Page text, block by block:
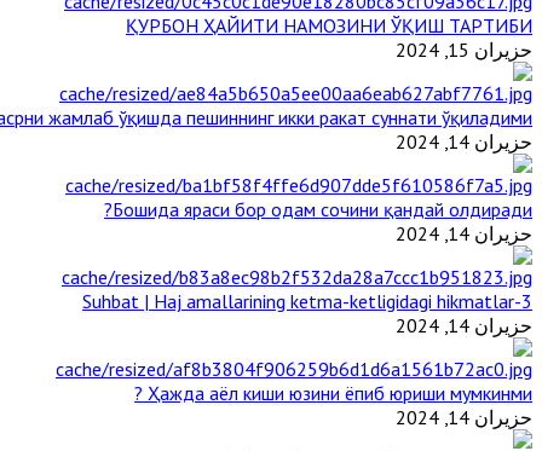
ҚУРБОН ҲАЙИТИ НАМОЗИНИ ЎҚИШ ТАРТИБИ
حزيران 15, 2024
жамлаб ўқишда пешиннинг икки ракат суннати ўқиладими?
حزيران 14, 2024
Бошида яраси бор одам сочини қандай олдиради?
حزيران 14, 2024
3-Suhbat | Haj amallarining ketma-ketligidagi hikmatlar
حزيران 14, 2024
Ҳажда аёл киши юзини ёпиб юриши мумкинми ?
حزيران 14, 2024